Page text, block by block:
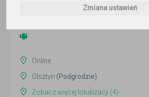
Zmiana ustawień
ponad 2 miesiące temu
Online
Olsztyn (Podgrodzie)
Zobacz więcej lokalizacji (4)